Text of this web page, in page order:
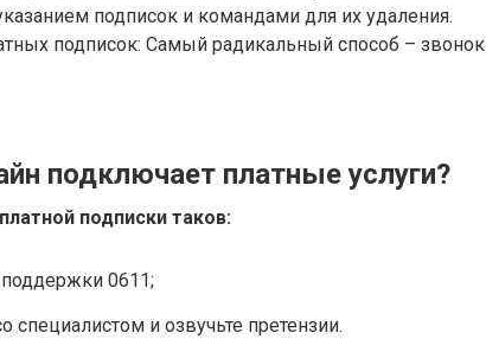
подписок и командами для их удаления.
подписок: Самый радикальный способ – звонок
подключает платные услуги?
платной подписки таков:
0611;
специалистом и озвучьте претензии.